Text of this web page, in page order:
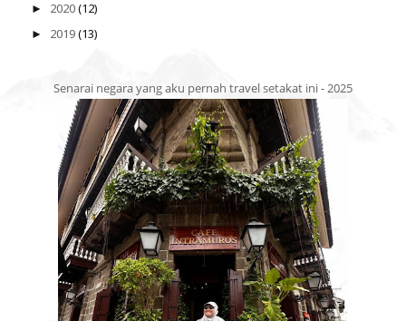
► 2020(12)
► 2019(13)
Senarai negara yang aku pernah travel setakat ini - 2025